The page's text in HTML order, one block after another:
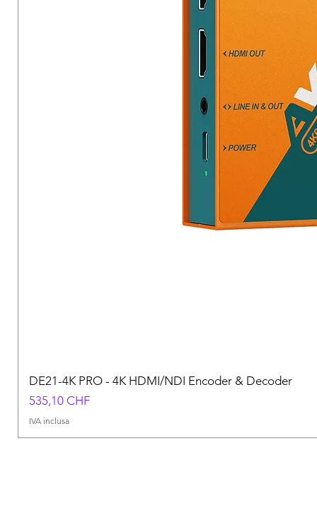
DE21-4K PRO - 4K HDMI/NDI Encoder & Decoder
Prezzo
535,10 CHF
IVA inclusa